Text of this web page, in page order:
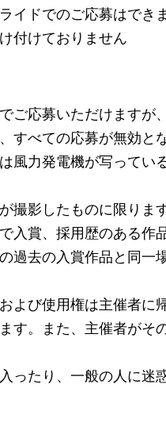
イドでのご応募はでき
付けておりません
ご応募いただけます
すべての応募が無効と
⾵⼒発電機が写って
撮影したものに限りま
⼊賞、採⽤歴のある作
過去の⼊賞作品と同
よび使用権は主催者
す。また、主催者がそ
ったり、⼀般の⼈に迷